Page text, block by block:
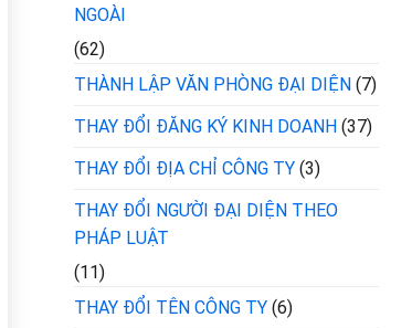
NGOÀI
(62)
THÀNH LẬP VĂN PHÒNG ĐẠI DIỆN (7)
THAY ĐỔI ĐĂNG KÝ KINH DOANH (37)
THAY ĐỔI ĐỊA CHỈ CÔNG TY (3)
THAY ĐỔI NGƯỜI ĐẠI DIỆN THEO
PHÁP LUẬT
(11)
THAY ĐỔI TÊN CÔNG TY (6)